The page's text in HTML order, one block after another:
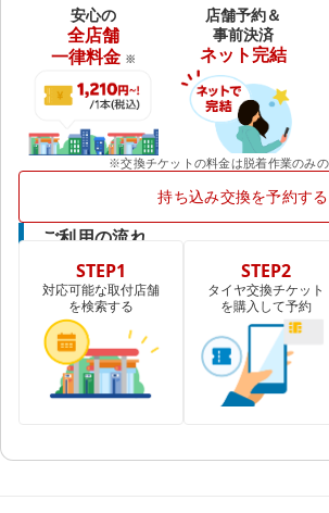
安心の
全店舗
一律料金 ※
店舗予約＆
事前決済
ネット完結
※交換チケットの料金は脱着作業のみ
持ち込み交換を予約する
ご利用の流れ
STEP1
対応可能な取付店舗
を検索する
STEP2
タイヤ交換チケット
を購入して予約